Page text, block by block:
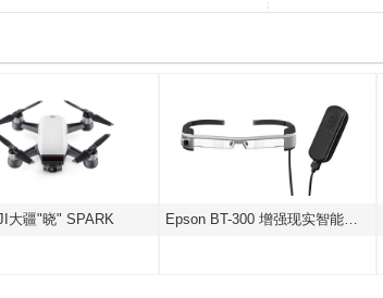
大疆"晓" SPARK Epson BT-300 增强现实智能眼镜